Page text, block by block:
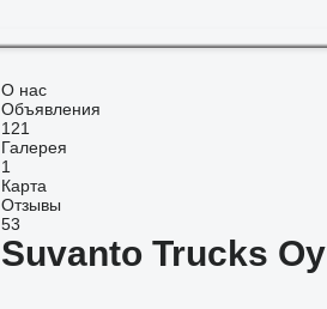
О нас
Объявления
121
Галерея
1
Карта
Отзывы
53
Suvanto Trucks Oy